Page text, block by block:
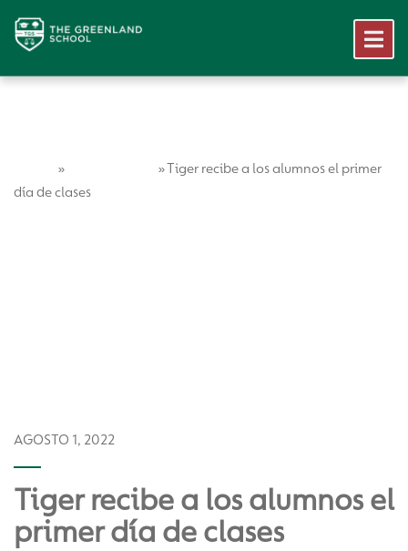
» »
Tiger recibe a los alumnos el primer
día de clases
AGOSTO 1, 2022
Tiger recibe a los alumnos el
primer día de clases